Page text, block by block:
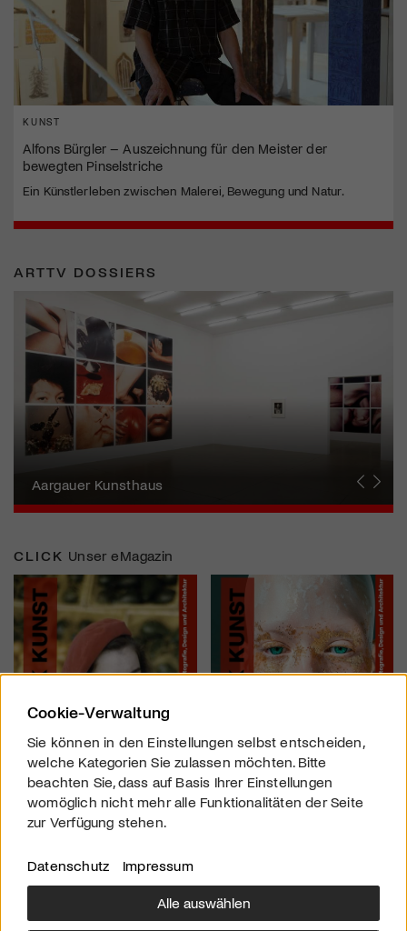
KUNST
Alfons Bürgler – Auszeichnung für den Meister der
bewegten Pinselstriche
Ein Künstlerleben zwischen Malerei, Bewegung und Natur.
ARTTV DOSSIERS
Künstlerin
Aargauer Kunsthaus
Gewerbemuseum Winterthur
Liste Art Fair Basel
Bündner Kunstmuseum
Künstler:innen Portraits
Junge Schweizer Kunst
Vögele Kultur Zentrum
Nidwaldner Museum
Haus für Kunst Uri
CLICK Unser eMagazin
Cookie-Verwaltung
Sie können in den Einstellungen selbst entscheiden,
welche Kategorien Sie zulassen möchten. Bitte
beachten Sie, dass auf Basis Ihrer Einstellungen
womöglich nicht mehr alle Funktionalitäten der Seite
zur Verfügung stehen.
Datenschutz Impressum
Alle auswählen